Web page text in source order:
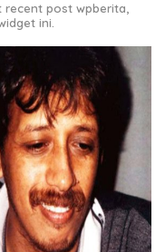
recent post wpberita,
ini.